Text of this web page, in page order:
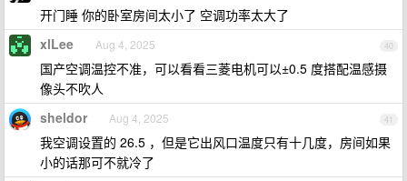
开门睡 你的卧室房间太小了 空调功率太大了
40
xlLee Aug 4, 2025
国产空调温控不准，可以看看三菱电机可以±0.5 度搭配温感摄
像头不吹人
41
sheldor Aug 4, 2025
我空调设置的 26.5 ，但是它出风口温度只有十几度，房间如果
小的话那可不就冷了